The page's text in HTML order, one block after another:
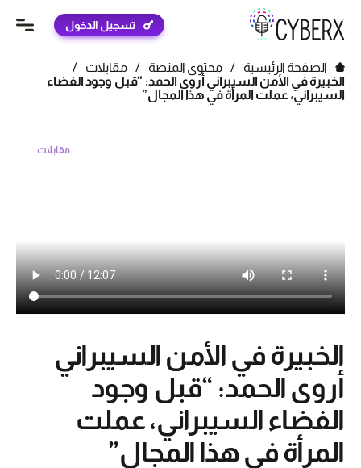
تسجيل الدخول
الصفحة الرئيسية / محتوى المنصة / مقابلات
/
الخبيرة في الأمن السيبراني أروى الحمد: “قبل وجود الفضاء
السيبراني، عملت المرأة في هذا المجال”
مقابلات
الخبيرة في الأمن السيبراني
أروى الحمد: “قبل وجود
الفضاء السيبراني، عملت
المرأة في هذا المجال”